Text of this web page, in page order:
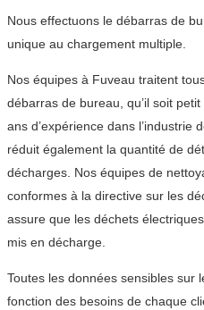
Nous effectuons le débarras de
unique au chargement multiple.
Nos équipes à Fuveau traitent
débarras de bureau, qu’il soit
ans d’expérience dans l’industrie
réduit également la quantité de
décharges. Nos équipes de
conformes à la directive sur les
assure que les déchets
mis en décharge.
Toutes les données sensibles sur
fonction des besoins de chaque